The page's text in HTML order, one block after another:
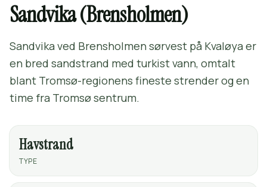
Sandvika (Brensholmen)
Sandvika ved Brensholmen sørvest på Kvaløya er
en bred sandstrand med turkist vann, omtalt
blant Tromsø-regionens fineste strender og en
time fra Tromsø sentrum.
Havstrand
TYPE